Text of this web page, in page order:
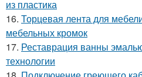
из пластика
16. Торцевая лента для
мебельных кромок
17. Реставрация ванны
технологии